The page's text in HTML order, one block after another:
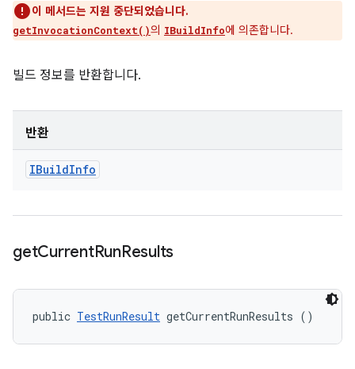
이 메서드는 지원 중단되었습니다.
getInvocationContext()의 IBuildInfo에 의존합니다.
빌드 정보를 반환합니다.
반환
IBuildInfo
getCurrentRunResults
public TestRunResult getCurrentRunResults ()